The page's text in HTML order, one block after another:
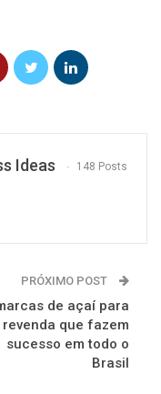
Ideas 148 Posts
PRÓXIMO POST
de açaí para
revenda que fazem
sucesso em todo o
Brasil